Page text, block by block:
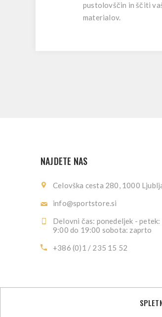
pustolovščin in ščiti
materialov.
NAJDETE NAS
Celovška cesta 280, 1000
info@sportstore.si
Delovni čas: ponedeljek - petek:
9:00 do 19:00 sobota: zaprto
+386 (0)1 / 235 15 52